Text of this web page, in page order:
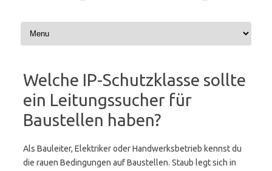
Welche IP-Schutzklasse sollte
ein Leitungssucher für
Baustellen haben?
Als Bauleiter, Elektriker oder Handwerksbetrieb kennst du
die rauen Bedingungen auf Baustellen. Staub legt sich in